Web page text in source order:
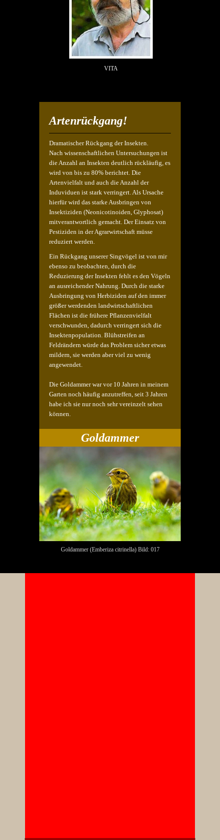
VITA
Artenrückgang!
Dramatischer Rückgang der Insekten.
Nach wissenschaftlichen Untersuchungen ist
die Anzahl an Insekten deutlich rückläufig, es
wird von bis zu 80% berichtet. Die
Artenvielfalt und auch die Anzahl der
Induviduen ist stark verringert. Als Ursache
hierfür wird das starke Ausbringen von
Insektiziden (Neonicotinoiden, Glyphosat)
mitverantwortlich gemacht. Der Einsatz von
Pestiziden in der Agrarwirtschaft müsse
reduziert werden.
Ein Rückgang unserer Singvögel ist von mir
ebenso zu beobachten, durch die
Reduzierung der Insekten fehlt es den Vögeln
an ausreichender Nahrung. Durch die starke
Ausbringung von Herbiziden auf den immer
größer werdenden landwirtschaftlichen
Flächen ist die frühere Pflanzenvielfalt
verschwunden, dadurch verringert sich die
Insektenpopulation. Blühstreifen an
Feldrändern würde das Problem sicher etwas
mildern, sie werden aber viel zu wenig
angewendet.
Die Goldammer war vor 10 Jahren in meinem
Garten noch häufig anzutreffen, seit 3 Jahren
habe ich sie nur noch sehr vereinzelt sehen
können.
Goldammer
Goldammer (Emberiza citrinella) Bild: 017